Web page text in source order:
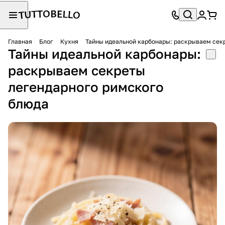
Главная Блог Кухня Тайны идеальной карбонары: раскрываем
Тайны идеальной карбонары:
раскрываем секреты
легендарного римского
блюда